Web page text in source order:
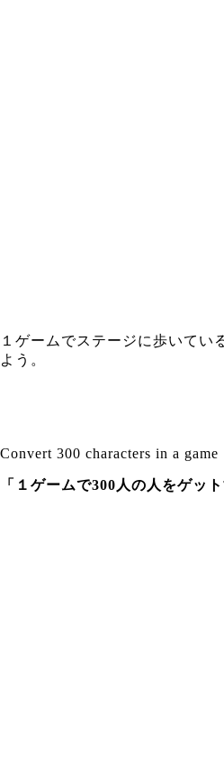
１ゲームでステージに歩いてい
よう。
Convert 300 characters in a game
「１ゲームで300人の人をゲット